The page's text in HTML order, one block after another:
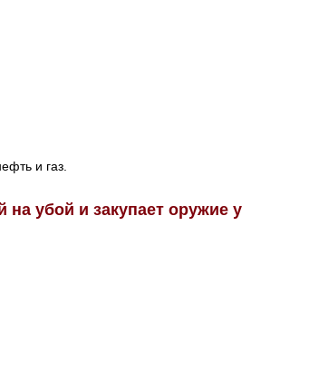
и газ.
убой и закупает оружие у